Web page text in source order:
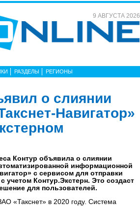
9 АВГУСТА 2026
РАЗДЕЛЫ РЕГИОНЫ
о слиянии
Навигатор»
Контур объявила о слиянии
информационной
с сервисом для отправки
учетом Контур.Экстерн. Это создаст
для пользователей.
«Такснет» в 2020 году. Система